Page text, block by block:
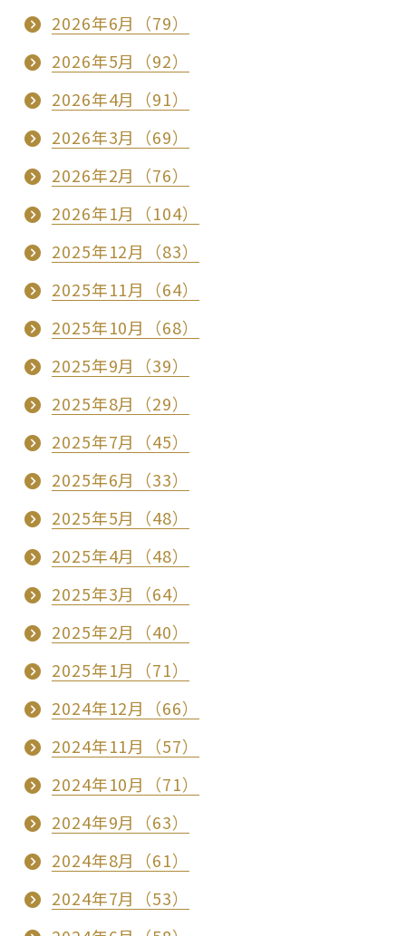
2026年6月（79）
2026年5月（92）
2026年4月（91）
2026年3月（69）
2026年2月（76）
2026年1月（104）
2025年12月（83）
2025年11月（64）
2025年10月（68）
2025年9月（39）
2025年8月（29）
2025年7月（45）
2025年6月（33）
2025年5月（48）
2025年4月（48）
2025年3月（64）
2025年2月（40）
2025年1月（71）
2024年12月（66）
2024年11月（57）
2024年10月（71）
2024年9月（63）
2024年8月（61）
2024年7月（53）